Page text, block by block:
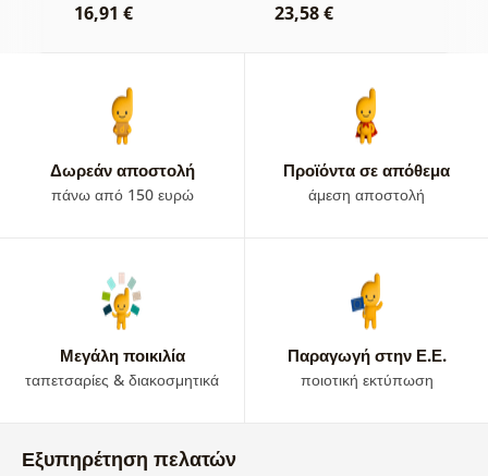
16,91 € 23,58 €
Δωρεάν αποστολή
πάνω από 150 ευρώ
Προϊόντα σε απόθεμα
άμεση αποστολή
Μεγάλη ποικιλία
ταπετσαρίες & διακοσμητικά
Παραγωγή στην Ε.Ε.
ποιοτική εκτύπωση
Εξυπηρέτηση πελατών